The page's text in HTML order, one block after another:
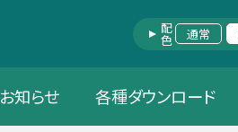
配色 通常
お知らせ 各種ダウンロード